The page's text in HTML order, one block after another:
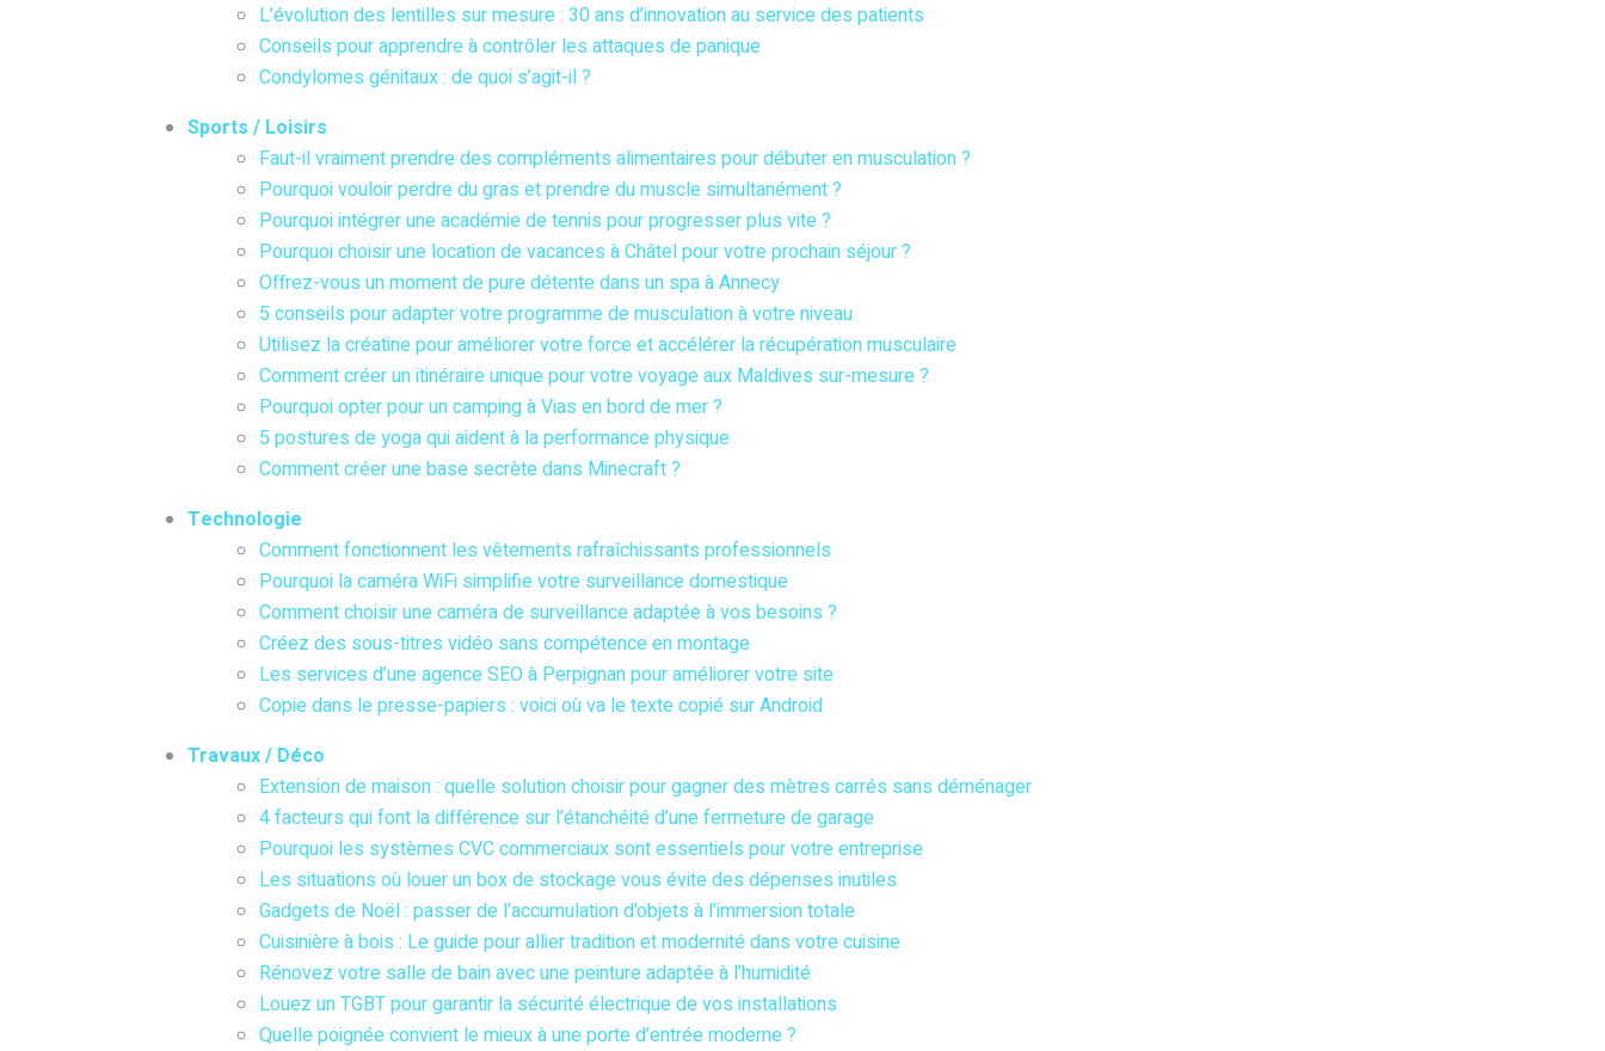
L’évolution des lentilles sur mesure : 30 ans d’innovation au service des patients
Conseils pour apprendre à contrôler les attaques de panique
Condylomes génitaux : de quoi s’agit-il ?
Sports / Loisirs
Faut-il vraiment prendre des compléments alimentaires pour débuter en musculation ?
Pourquoi vouloir perdre du gras et prendre du muscle simultanément ?
Pourquoi intégrer une académie de tennis pour progresser plus vite ?
Pourquoi choisir une location de vacances à Châtel pour votre prochain séjour ?
Offrez-vous un moment de pure détente dans un spa à Annecy
5 conseils pour adapter votre programme de musculation à votre niveau
Utilisez la créatine pour améliorer votre force et accélérer la récupération musculaire
Comment créer un itinéraire unique pour votre voyage aux Maldives sur-mesure ?
Pourquoi opter pour un camping à Vias en bord de mer ?
5 postures de yoga qui aident à la performance physique
Comment créer une base secrète dans Minecraft ?
Technologie
Comment fonctionnent les vêtements rafraîchissants professionnels
Pourquoi la caméra WiFi simplifie votre surveillance domestique
Comment choisir une caméra de surveillance adaptée à vos besoins ?
Créez des sous-titres vidéo sans compétence en montage
Les services d’une agence SEO à Perpignan pour améliorer votre site
Copie dans le presse-papiers : voici où va le texte copié sur Android
Travaux / Déco
Extension de maison : quelle solution choisir pour gagner des mètres carrés sans déménager
4 facteurs qui font la différence sur l’étanchéité d’une fermeture de garage
Pourquoi les systèmes CVC commerciaux sont essentiels pour votre entreprise
Les situations où louer un box de stockage vous évite des dépenses inutiles
Gadgets de Noël : passer de l’accumulation d’objets à l’immersion totale
Cuisinière à bois : Le guide pour allier tradition et modernité dans votre cuisine
Rénovez votre salle de bain avec une peinture adaptée à l’humidité
Louez un TGBT pour garantir la sécurité électrique de vos installations
Quelle poignée convient le mieux à une porte d’entrée moderne ?